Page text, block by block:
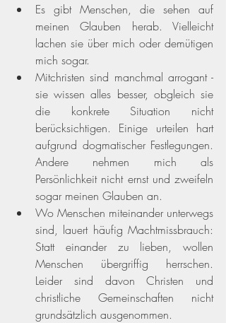
Es gibt Menschen, die sehen auf
meinen Glauben herab. Vielleicht
lachen sie über mich oder demütigen
mich sogar.
Mitchristen sind manchmal arrogant -
sie wissen alles besser, obgleich sie
die konkrete Situation nicht
berücksichtigen. Einige urteilen hart
aufgrund dogmatischer Festlegungen.
Andere nehmen mich als
Persönlichkeit nicht ernst und zweifeln
sogar meinen Glauben an.
Wo Menschen miteinander unterwegs
sind, lauert häufig Machtmissbrauch:
Statt einander zu lieben, wollen
Menschen übergriffig herrschen.
Leider sind davon Christen und
christliche Gemeinschaften nicht
grundsätzlich ausgenommen.